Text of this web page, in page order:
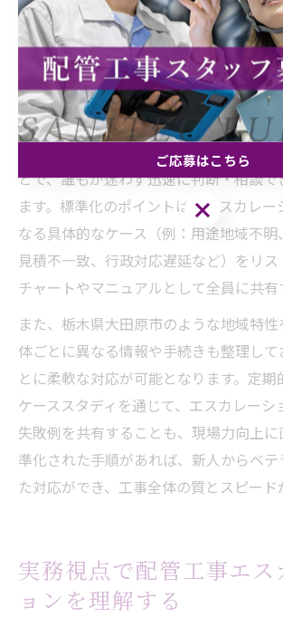
直前で設計変更を余儀なくされたケー
ます。
エスカレーション手順を配管工事
ポイント
配管工事現場でのエスカレーション手順
とで、誰もが迷わず迅速に判断・相談
ます。標準化のポイントは、エスカレー
なる具体的なケース（例：用途地域不
見積不一致、行政対応遅延など）をリ
チャートやマニュアルとして全員に共有
また、栃木県大田原市のような地域特
体ごとに異なる情報や手続きも整理し
とに柔軟な対応が可能となります。定期
ケーススタディを通じて、エスカレーシ
失敗例を共有することも、現場力向上に
準化された手順があれば、新人からベ
た対応ができ、工事全体の質とスピード
実務視点で配管工事エス
ョンを理解する
ご応募はこちら
ご応募はこちら